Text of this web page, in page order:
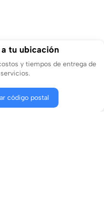
tu ubicación
y tiempos de entrega de
código postal
Comprar ahora